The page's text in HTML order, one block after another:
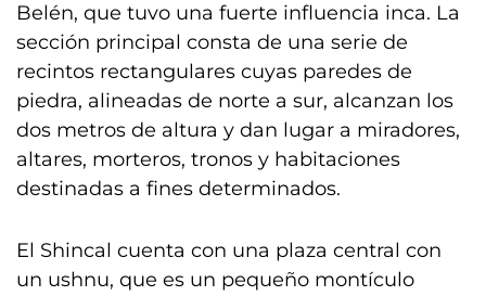
Belén, que tuvo una fuerte influencia inca. La
sección principal consta de una serie de
recintos rectangulares cuyas paredes de
piedra, alineadas de norte a sur, alcanzan los
dos metros de altura y dan lugar a miradores,
altares, morteros, tronos y habitaciones
destinadas a fines determinados.
El Shincal cuenta con una plaza central con
un ushnu, que es un pequeño montículo